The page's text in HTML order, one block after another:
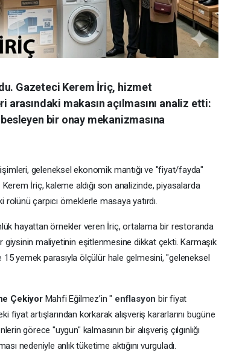
Gazeteci Kerem İriç, hizmet
makasın açılmasını analiz etti:
bir onay mekanizmasına
geleneksel ekonomik mantığı ve "fiyat/fayda"
İriç, kaleme aldığı son analizinde, piyasalarda
çarpıcı örneklerle masaya yatırdı.
hayattan örnekler veren İriç, ortalama bir restoranda
giysinin maliyetinin eşitlenmesine dikkat çekti. Karmaşık
yemek parasıyla ölçülür hale gelmesini, "geleneksel
ÇekiyorMahfi Eğilmez’in " enflasyonbir fiyat
fiyat artışlarından korkarak alışveriş kararlarını bugüne
görece "uygun" kalmasının bir alışveriş çılgınlığı
nedeniyle anlık tüketime aktığını vurguladı.